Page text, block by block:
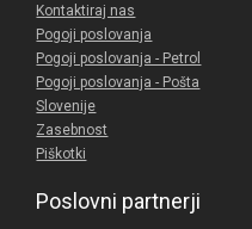
Kontaktiraj nas
Pogoji poslovanja
Pogoji poslovanja - Petrol
Pogoji poslovanja - Pošta
Slovenije
Zasebnost
Piškotki
Poslovni partnerji